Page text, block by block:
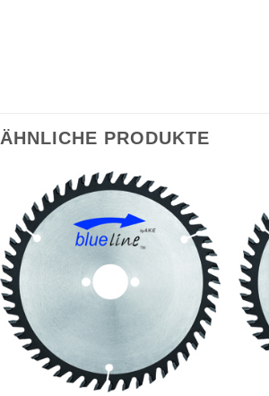
ÄHNLICHE PRODUKTE
hinzufügen